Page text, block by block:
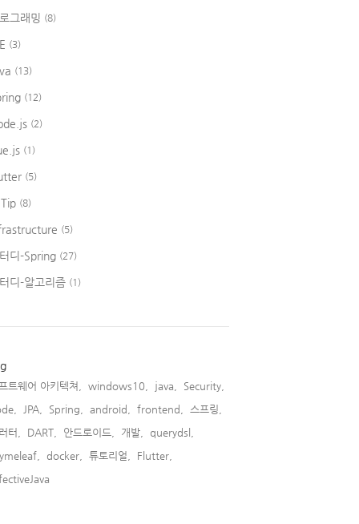
그래밍 (8)
(3)
(13)
(12)
(2)
(1)
(5)
(8)
(5)
디-Spring (27)
디-알고리즘 (1)
트웨어 아키텍쳐, windows10, java,
Security,
JPA, Spring, android, frontend,
스프링,
터,
DART, 안드로이드, 개발,
querydsl,
docker, 튜토리얼,
Flutter,